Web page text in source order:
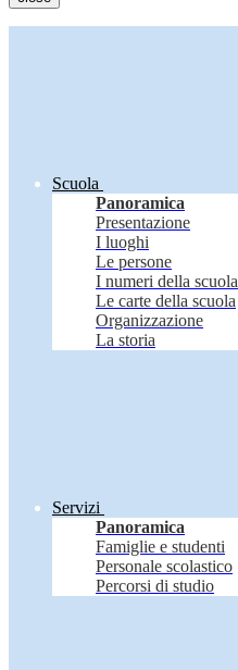
Scuola
Panoramica
Presentazione
I luoghi
Le persone
I numeri della scuola
Le carte della scuola
Organizzazione
La storia
Servizi
Panoramica
Famiglie e studenti
Personale scolastico
Percorsi di studio